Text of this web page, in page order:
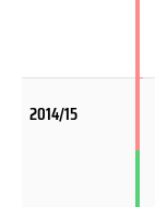
2014/15